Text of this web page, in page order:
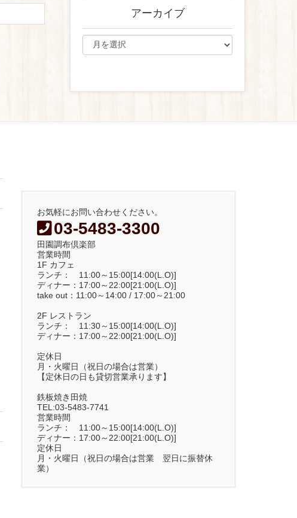
アーカイブ
お気軽にお問い合わせください。
03-5483-3300
田園調布倶楽部
営業時間
1F カフェ
ランチ： 11:00～15:00[14:00(L.O)]
ディナー：17:00～22:00[21:00(L.O)]
take out：11:00～14:00 / 17:00～21:00
2F レストラン
ランチ： 11:30～15:00[14:00(L.O)]
ディナー：17:00～22:00[21:00(L.O)]
定休日
月・火曜日（祝日の場合は営業）
【定休日の日も貸切営業承ります】
鉄板焼き田焼
TEL:03-5483-7741
営業時間
ランチ： 11:00～15:00[14:00(L.O)]
ディナー：17:00～22:00[21:00(L.O)]
定休日
月・火曜日（祝日の場合は営業 翌日に振替休
業）